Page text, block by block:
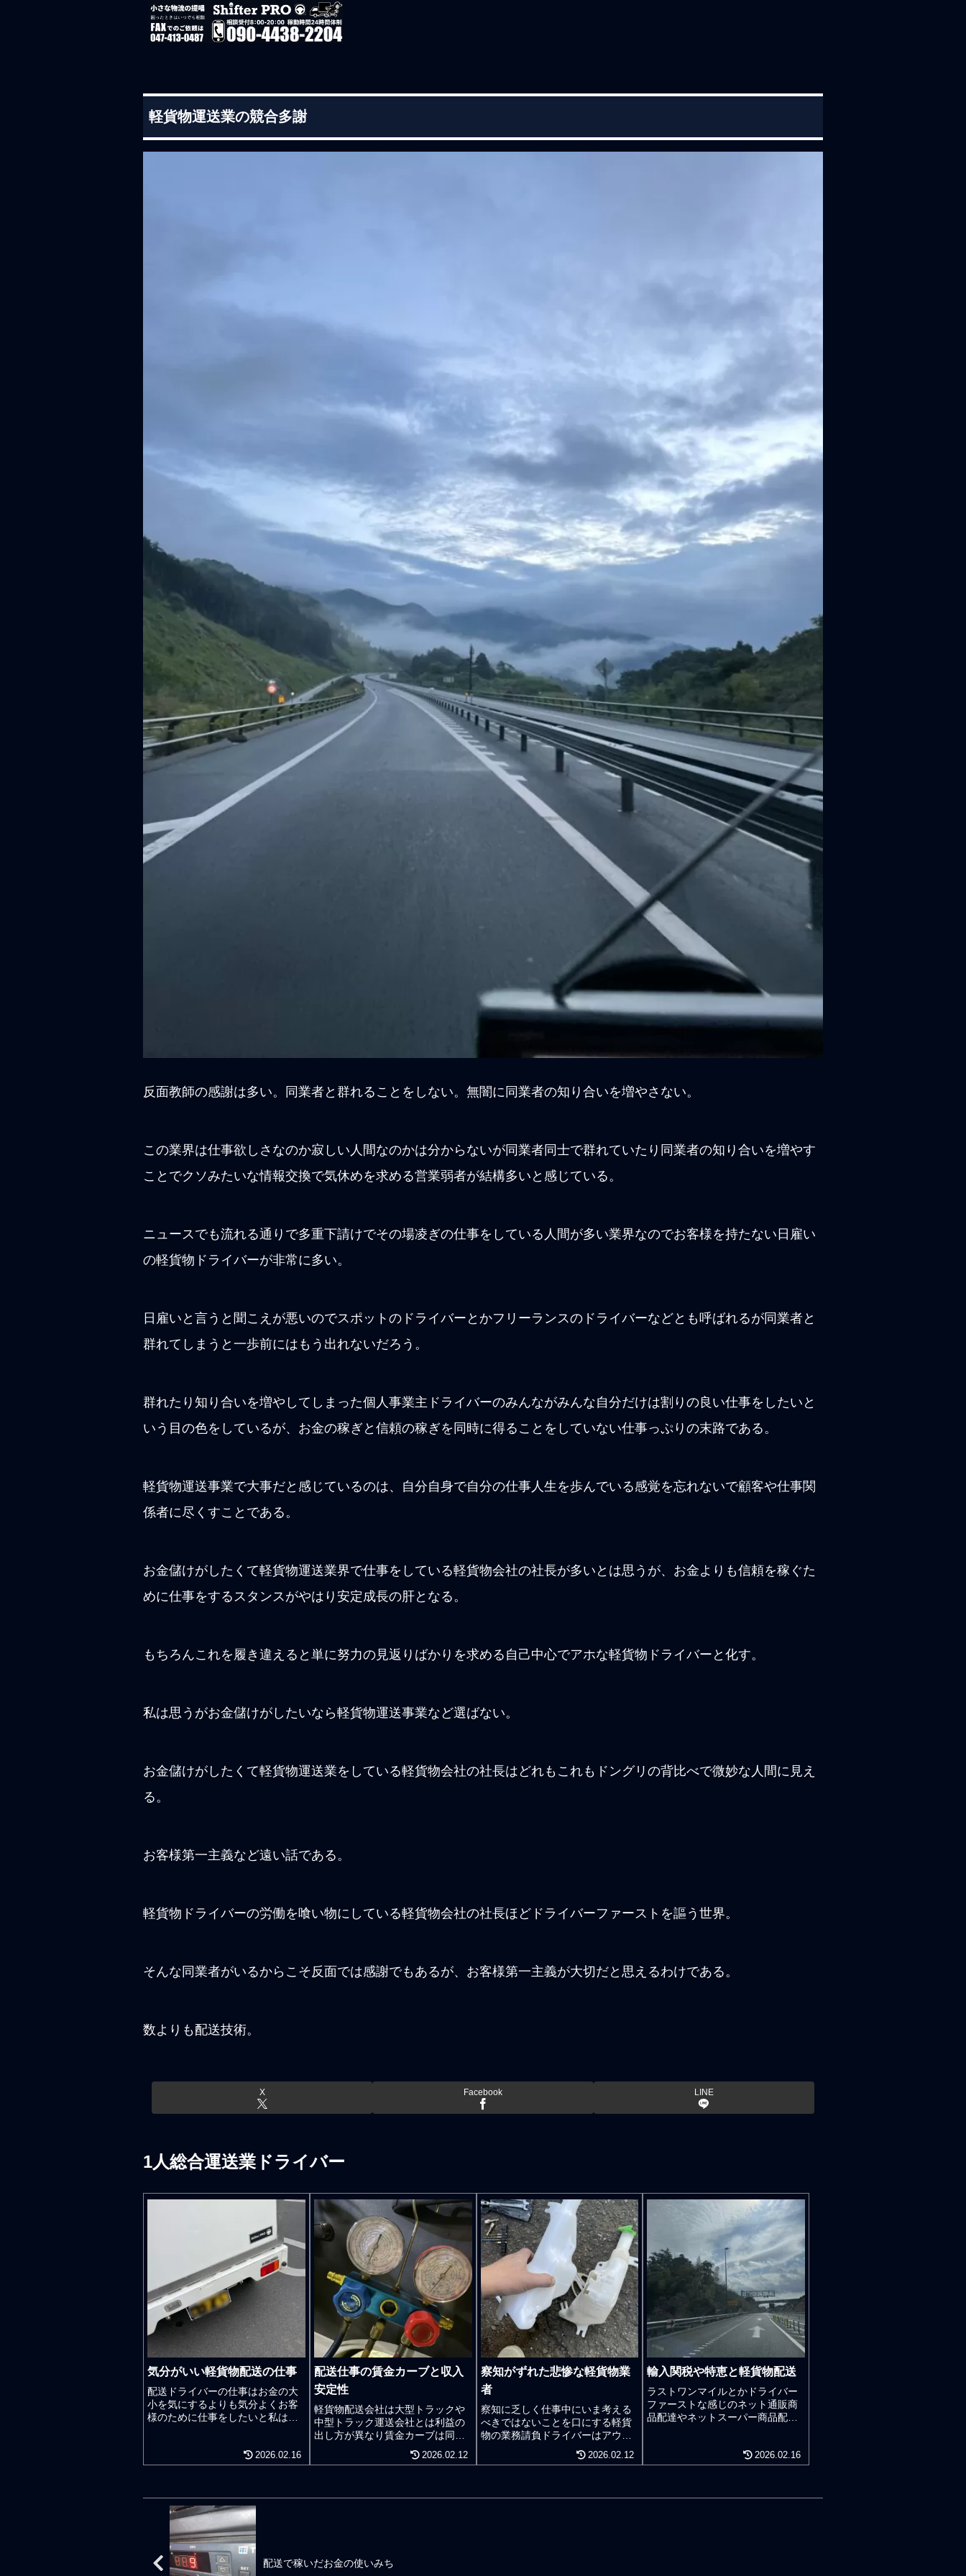
軽貨物運送業の競合多謝
反面教師の感謝は多い。同業者と群れることをしない。無闇に同業者の知り合いを増やさない。
この業界は仕事欲しさなのか寂しい人間なのかは分からないが同業者同士で群れていたり同業者の知り合いを増やす
ことでクソみたいな情報交換で気休めを求める営業弱者が結構多いと感じている。
ニュースでも流れる通りで多重下請けでその場凌ぎの仕事をしている人間が多い業界なのでお客様を持たない日雇い
の軽貨物ドライバーが非常に多い。
日雇いと言うと聞こえが悪いのでスポットのドライバーとかフリーランスのドライバーなどとも呼ばれるが同業者と
群れてしまうと一歩前にはもう出れないだろう。
群れたり知り合いを増やしてしまった個人事業主ドライバーのみんながみんな自分だけは割りの良い仕事をしたいと
いう目の色をしているが、お金の稼ぎと信頼の稼ぎを同時に得ることをしていない仕事っぷりの末路である。
軽貨物運送事業で大事だと感じているのは、自分自身で自分の仕事人生を歩んでいる感覚を忘れないで顧客や仕事関
係者に尽くすことである。
お金儲けがしたくて軽貨物運送業界で仕事をしている軽貨物会社の社長が多いとは思うが、お金よりも信頼を稼ぐた
めに仕事をするスタンスがやはり安定成長の肝となる。
もちろんこれを履き違えると単に努力の見返りばかりを求める自己中心でアホな軽貨物ドライバーと化す。
私は思うがお金儲けがしたいなら軽貨物運送事業など選ばない。
お金儲けがしたくて軽貨物運送業をしている軽貨物会社の社長はどれもこれもドングリの背比べで微妙な人間に見え
る。
お客様第一主義など遠い話である。
軽貨物ドライバーの労働を喰い物にしている軽貨物会社の社長ほどドライバーファーストを謳う世界。
そんな同業者がいるからこそ反面では感謝でもあるが、お客様第一主義が大切だと思えるわけである。
数よりも配送技術。
X Facebook LINE
1人総合運送業ドライバー
気分がいい軽貨物配送の仕事
配送ドライバーの仕事はお金の大
小を気にするよりも気分よくお客
様のために仕事をしたいと私は考
動いているわけではない。とは言
え、ダメな運送会社のドライバー
ッフもいるし、ダメな倉庫会社の
スタッフもいる。この業界のダメ
な奴とは、 報連相ができない人間
嘘と誤魔化しをする人間この2点が
ともにできない奴であろう。どち
らか1点ならばまだ蜘蛛の糸にぶら
下がった状況の奴と言える。ハッ
2026.02.16
配送仕事の賃金カーブと収入
安定性
軽貨物配送会社は大型トラックや
中型トラック運送会社とは利益の
出し方が異なり賃金カーブは同じ
ではない。軽貨物運送業しかりト
ラック運送会社は製造業と卸業と
業で運送ニーズを生んでいるわけ
ジネスを丁寧に知ることはとても
2026.02.12
察知がずれた悲惨な軽貨物業
者
察知に乏しく仕事中にいま考える
べきではないことを口にする軽貨
物の業務請負ドライバーはアウ
ト。心ここにあらず。軽貨物運送
業者の責任者として実務をしてい
どうしてもある。仕事が上手い下
2026.02.12
輸入関税や特恵と軽貨物配送
ラストワンマイルとかドライバー
ファーストな感じのネット通販商
品配達やネットスーパー商品配達
済の上流にいる荷主企業に於ける
販売価格戦略やそれに影響する輸
など頭の中にないだろう。日本人
2026.02.16
配送で稼いだお金の使いみち